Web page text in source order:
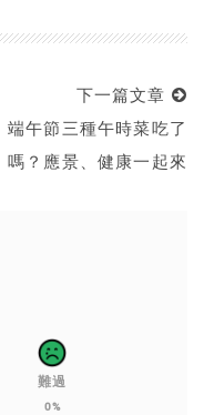
下一篇文章
端午節三種午時菜吃了
嗎？應景、健康一起來
難過
0%